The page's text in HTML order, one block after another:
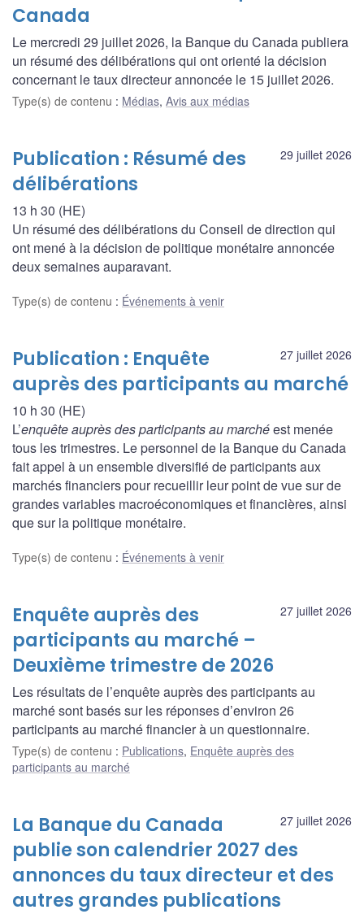
Canada
Le mercredi 29 juillet 2026, la Banque du Canada publiera
un résumé des délibérations qui ont orienté la décision
concernant le taux directeur annoncée le 15 juillet 2026.
Type(s) de contenu : Médias, Avis aux médias
29 juillet 2026
Publication : Résumé des
délibérations
13 h 30 (HE)
Un résumé des délibérations du Conseil de direction qui
ont mené à la décision de politique monétaire annoncée
deux semaines auparavant.
Type(s) de contenu : Événements à venir
27 juillet 2026
Publication : Enquête
auprès des participants au marché
10 h 30 (HE)
L’enquête auprès des participants au marchéest menée
tous les trimestres. Le personnel de la Banque du Canada
fait appel à un ensemble diversifié de participants aux
marchés financiers pour recueillir leur point de vue sur de
grandes variables macroéconomiques et financières, ainsi
que sur la politique monétaire.
Type(s) de contenu : Événements à venir
27 juillet 2026
Enquête auprès des
participants au marché –
Deuxième trimestre de 2026
Les résultats de l’enquête auprès des participants au
marché sont basés sur les réponses d’environ 26
participants au marché financier à un questionnaire.
Type(s) de contenu : Publications, Enquête auprès des
participants au marché
27 juillet 2026
La Banque du Canada
publie son calendrier 2027 des
annonces du taux directeur et des
autres grandes publications